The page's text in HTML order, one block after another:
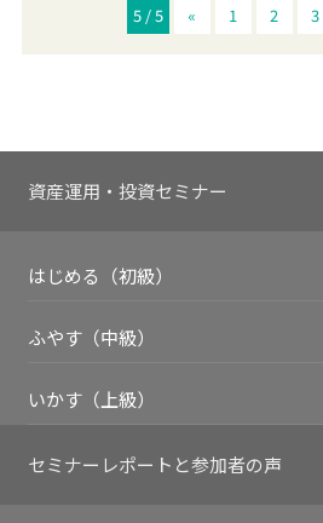
5 / 5 « 1 2 3
資産運用・投資セミナー
はじめる（初級）
ふやす（中級）
いかす（上級）
セミナーレポートと参加者の声